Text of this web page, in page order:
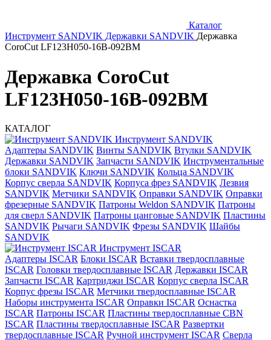
Каталог
Инструмент SANDVIK Державки SANDVIK Державка
CoroCut LF123H050-16B-092BM
Державка CoroCut
LF123H050-16B-092BM
КАТАЛОГ
Инструмент SANDVIK
Адаптеры SANDVIK Винты SANDVIK Втулки SANDVIK
Державки SANDVIK Запчасти SANDVIK Инструментальные
блоки SANDVIK Ключи SANDVIK Кольца SANDVIK
Корпус сверла SANDVIK Корпуса фрез SANDVIK Лезвия
SANDVIK Метчики SANDVIK Оправки SANDVIK Оправки
фрезерные SANDVIK Патроны Weldon SANDVIK Патроны
для сверл SANDVIK Патроны цанговые SANDVIK Пластины
SANDVIK Рычаги SANDVIK Фрезы SANDVIK Шайбы
SANDVIK
Инструмент ISCAR
Адаптеры ISCAR Блоки ISCAR Вставки твердосплавные
ISCAR Головки твердосплавные ISCAR Державки ISCAR
Запчасти ISCAR Картриджи ISCAR Корпус сверла ISCAR
Корпус фрезы ISCAR Метчики твердосплавные ISCAR
Наборы инструмента ISCAR Оправки ISCAR Оснастка
ISCAR Патроны ISCAR Пластины твердосплавные CBN
ISCAR Пластины твердосплавные ISCAR Развертки
твердосплавные ISCAR Ручной инструмент ISCAR Сверла